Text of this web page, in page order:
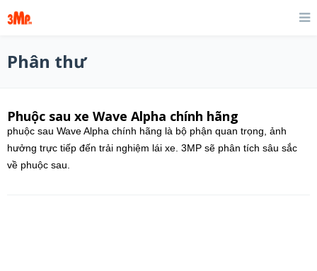
Phân thư
Phuộc sau xe Wave Alpha chính hãng
phuộc sau Wave Alpha chính hãng là bộ phận quan trọng, ảnh
hưởng trực tiếp đến trải nghiệm lái xe. 3MP sẽ phân tích sâu sắc
về phuộc sau.